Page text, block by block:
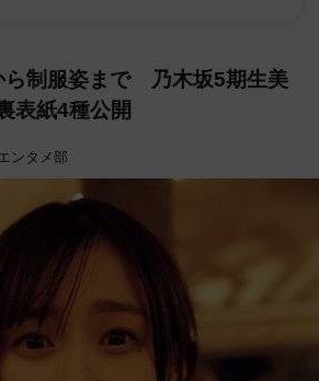
ら制服姿まで 乃木坂5期生美
紙4種公開
ンタメ部